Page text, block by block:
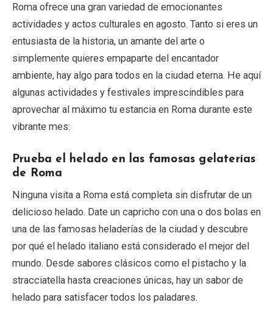
Roma ofrece una gran variedad de emocionantes
actividades y actos culturales en agosto. Tanto si eres un
entusiasta de la historia, un amante del arte o
simplemente quieres empaparte del encantador
ambiente, hay algo para todos en la ciudad eterna. He aquí
algunas actividades y festivales imprescindibles para
aprovechar al máximo tu estancia en Roma durante este
vibrante mes:
Prueba el helado en las famosas gelaterías
de Roma
Ninguna visita a Roma está completa sin disfrutar de un
delicioso helado. Date un capricho con una o dos bolas en
una de las famosas heladerías de la ciudad y descubre
por qué el helado italiano está considerado el mejor del
mundo. Desde sabores clásicos como el pistacho y la
stracciatella hasta creaciones únicas, hay un sabor de
helado para satisfacer todos los paladares.